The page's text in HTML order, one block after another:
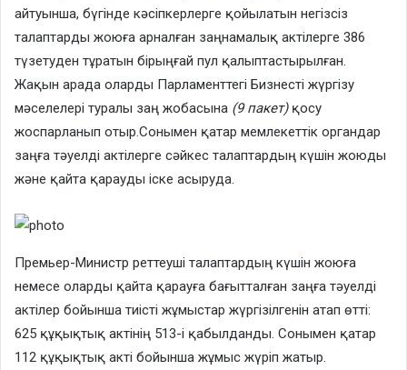
айтуынша, бүгінде кәсіпкерлерге қойылатын негізсіз
талаптарды жоюға арналған заңнамалық актілерге 386
түзетуден тұратын бірыңғай пул қалыптастырылған.
Жақын арада оларды Парламенттегі Бизнесті жүргізу
мәселелері туралы заң жобасына (9 пакет) қосу
жоспарланып отыр.Сонымен қатар мемлекеттік органдар
заңға тәуелді актілерге сәйкес талаптардың күшін жоюды
және қайта қарауды іске асыруда.
Премьер-Министр реттеуші талаптардың күшін жоюға
немесе оларды қайта қарауға бағытталған заңға тәуелді
актілер бойынша тиісті жұмыстар жүргізілгенін атап өтті:
625 құқықтық актінің 513-і қабылданды. Сонымен қатар
112 құқықтық акті бойынша жұмыс жүріп жатыр.